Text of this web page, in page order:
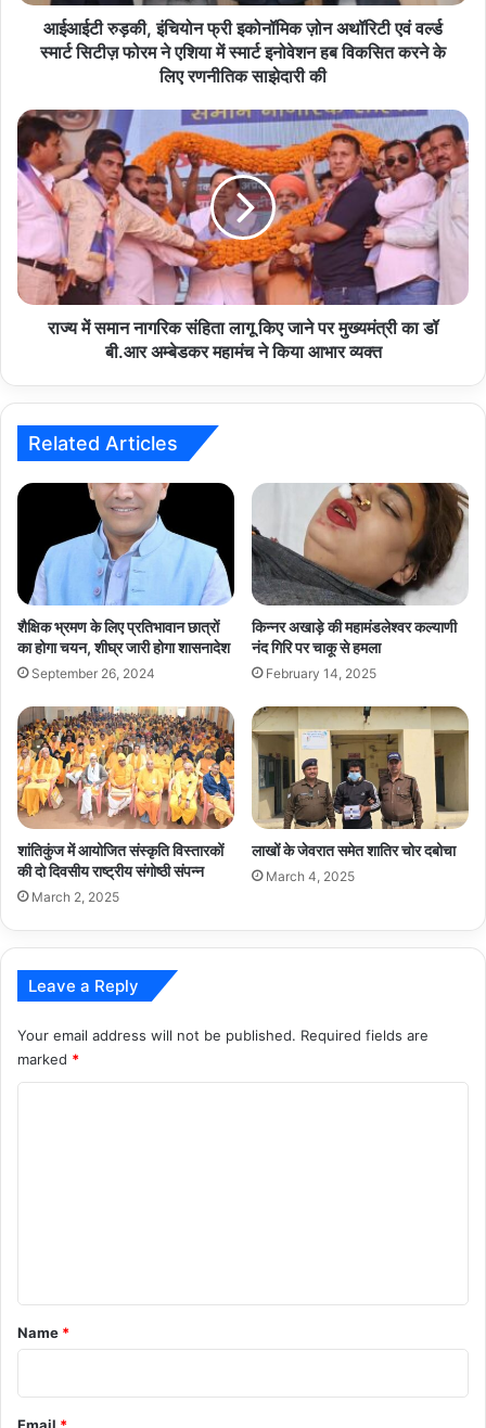
सिटीज़
एशिया
स्मार्ट
इनोवेशन
हब
विकसित
करने
के
लिए
रणनीतिक
आईआईटी रुड़की, इंचियोन फ्री इकोनॉमिक ज़ोन अथॉरिटी एवं वर्ल्ड
स्मार्ट सिटीज़ फोरम ने एशिया में स्मार्ट इनोवेशन हब विकसित करने के
लिए रणनीतिक साझेदारी की
राज्य
समान
नागरिक
संहिता
लागू
किए
पर
मुख्यमंत्री
महामंच
ने
किया
राज्य में समान नागरिक संहिता लागू किए जाने पर मुख्यमंत्री का डॉ
बी.आर अम्बेडकर महामंच ने किया आभार व्यक्त
Related Articles
शैक्षिक भ्रमण के लिए प्रतिभावान छात्रों
का होगा चयन, शीघ्र जारी होगा शासनादेश
September 26, 2024
किन्नर अखाड़े की महामंडलेश्वर कल्याणी
नंद गिरि पर चाकू से हमला
February 14, 2025
शांतिकुंज में आयोजित संस्कृति विस्तारकों
की दो दिवसीय राष्ट्रीय संगोष्ठी संपन्न
March 2, 2025
लाखों के जेवरात समेत शातिर चोर दबोचा
March 4, 2025
Leave a Reply
Your email address will not be published. Required fields are
marked *
*
Name *